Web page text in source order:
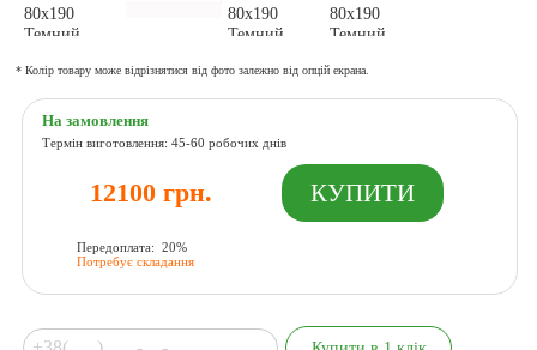
* Колір товару може відрізнятися від фото залежно від опцій екрана.
На замовлення
Термін виготовлення: 45-60 робочих днів
12100 грн.
Передоплата: 20%
Потребує складання